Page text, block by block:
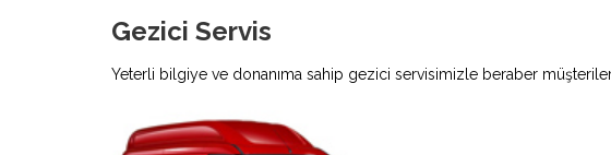
Gezici Servis
Yeterli bilgiye ve donanıma sahip gezici servisimizle beraber